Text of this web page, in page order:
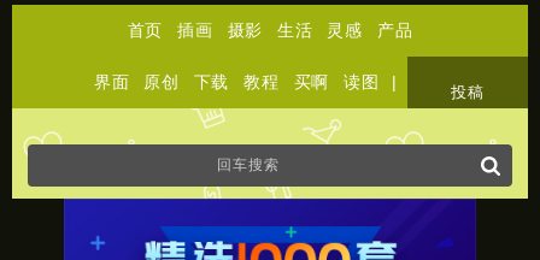
首页 插画 摄影 生活 灵感 产品
界面 原创 下载 教程 买啊 读图 |
投稿